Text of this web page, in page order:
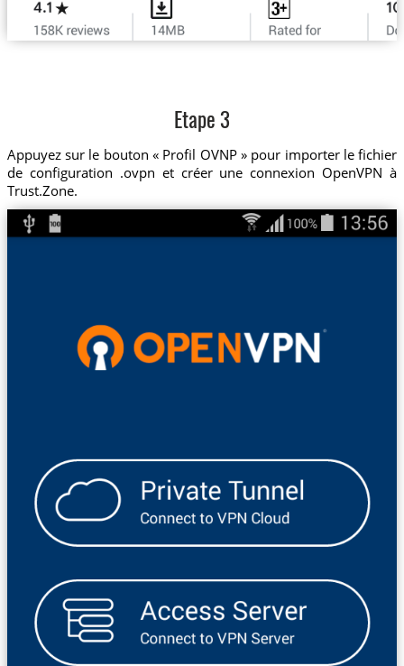
Etape 3
Appuyez sur le bouton « Profil OVNP » pour importer le fichier
de configuration .ovpn et créer une connexion OpenVPN à
Trust.Zone.